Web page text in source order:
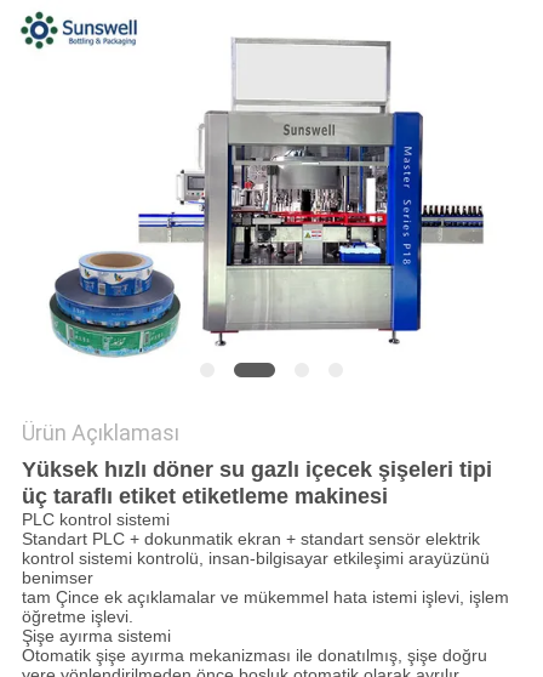
SITE
Ürün Açıklaması
Yüksek hızlı döner su gazlı içecek şişeleri tipi
üç taraflı etiket etiketleme makinesi
PLC kontrol sistemi
Standart PLC + dokunmatik ekran + standart sensör elektrik
kontrol sistemi kontrolü, insan-bilgisayar etkileşimi arayüzünü
benimser
tam Çince ek açıklamalar ve mükemmel hata istemi işlevi, işlem
öğretme işlevi.
Şişe ayırma sistemi
Otomatik şişe ayırma mekanizması ile donatılmış, şişe doğru